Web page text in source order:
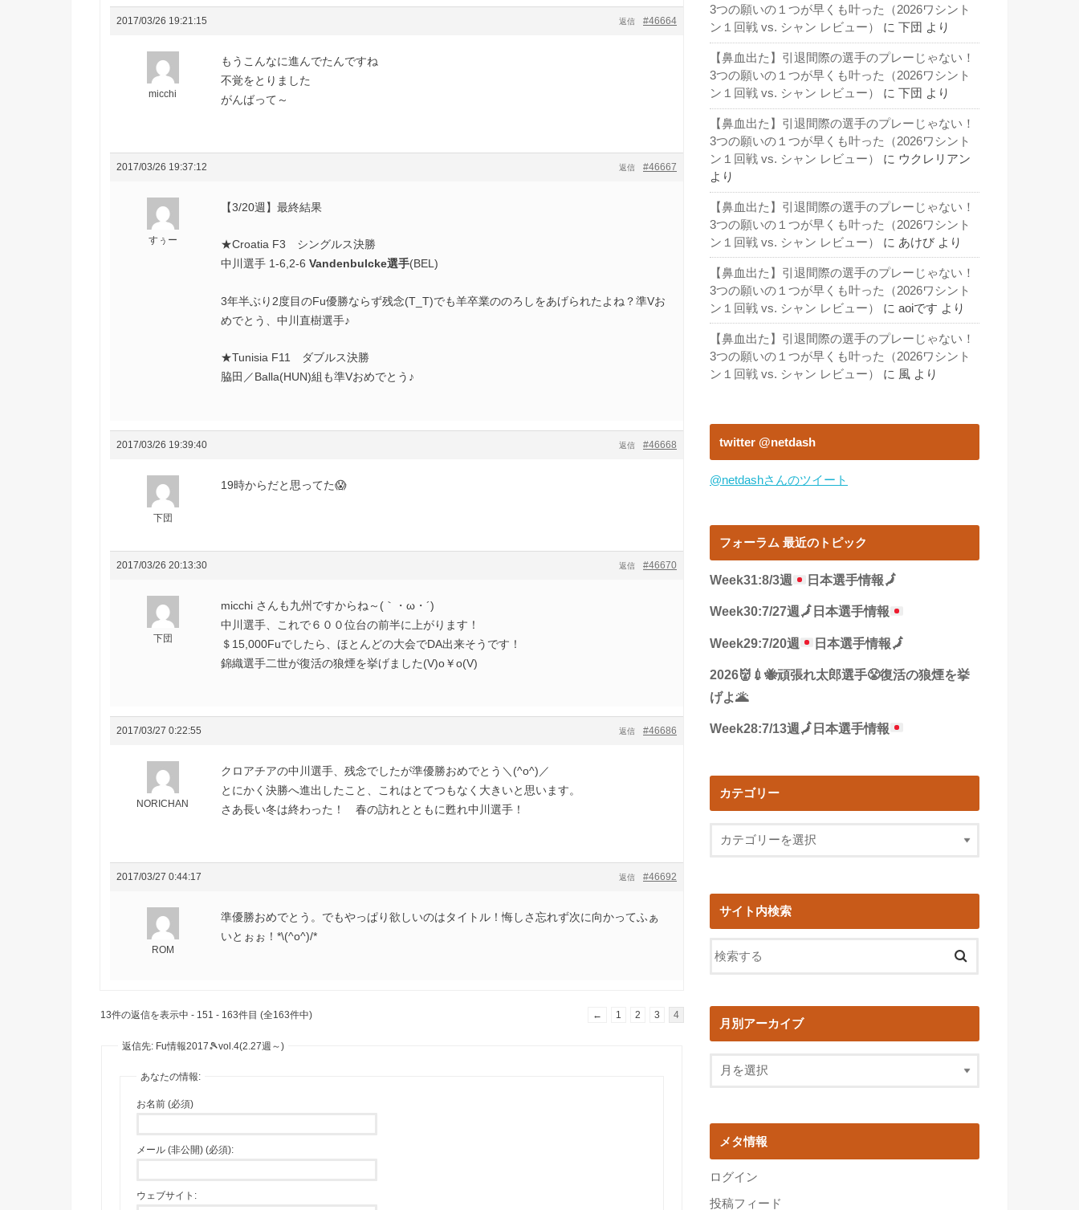
2017/03/26 19:21:15 #46664
返信
micchi
もうこんなに進んでたんですね
不覚をとりました
がんばって～
2017/03/26 19:37:12 #46667
返信
すぅー
【3/20週】最終結果
★Croatia F3 シングルス決勝
中川選手 1-6,2-6 Vandenbulcke選手(BEL)
3年半ぶり2度目のFu優勝ならず残念(T_T)でも羊卒業ののろしをあげられたよね？準Vお
めでとう、中川直樹選手♪
★Tunisia F11 ダブルス決勝
脇田／Balla(HUN)組も準Vおめでとう♪
2017/03/26 19:39:40 #46668
返信
下団
19時からだと思ってた😱
2017/03/26 20:13:30 #46670
返信
下団
micchi さんも九州ですからね～(｀・ω・´)ゞ
中川選手、これで６００位台の前半に上がります！
＄15,000Fuでしたら、ほとんどの大会でDA出来そうです！
錦織選手二世が復活の狼煙を挙げました(V)o￥o(V)
2017/03/27 0:22:55 #46686
返信
NORICHAN
クロアチアの中川選手、残念でしたが準優勝おめでとう＼(^o^)／
とにかく決勝へ進出したこと、これはとてつもなく大きいと思います。
さあ長い冬は終わった！ 春の訪れとともに甦れ中川選手！
2017/03/27 0:44:17 #46692
返信
ROM
準優勝おめでとう。でもやっぱり欲しいのはタイトル！悔しさ忘れず次に向かってふぁ
いとぉぉ！*\(^o^)/*
13件の返信を表示中 - 151 - 163件目 (全163件中) ← 1 2 3 4
返信先: Fu情報2017🎾vol.4(2.27週～)
あなたの情報:
お名前 (必須)
メール (非公開) (必須):
ウェブサイト:
3つの願いの１つが早くも叶った（2026ワシント
ン１回戦 vs. シャン レビュー）
に 下団 より
【鼻血出た】引退間際の選手のプレーじゃない！
3つの願いの１つが早くも叶った（2026ワシント
ン１回戦 vs. シャン レビュー）
に 下団 より
【鼻血出た】引退間際の選手のプレーじゃない！
3つの願いの１つが早くも叶った（2026ワシント
ン１回戦 vs. シャン レビュー）
に ウクレリアン
より
【鼻血出た】引退間際の選手のプレーじゃない！
3つの願いの１つが早くも叶った（2026ワシント
ン１回戦 vs. シャン レビュー）
に あけび より
【鼻血出た】引退間際の選手のプレーじゃない！
3つの願いの１つが早くも叶った（2026ワシント
ン１回戦 vs. シャン レビュー）
に aoiです より
【鼻血出た】引退間際の選手のプレーじゃない！
3つの願いの１つが早くも叶った（2026ワシント
ン１回戦 vs. シャン レビュー）
に 風 より
twitter @netdash
@netdashさんのツイート
フォーラム 最近のトピック
Week31:8/3週 日本選手情報🗾
Week30:7/27週🗾 日本選手情報
Week29:7/20週 日本選手情報🗾
2026👹💉🐝頑張れ太郎選手😤復活の狼煙を挙
げよ🌋
Week28:7/13週 🗾 日本選手情報
カテゴリー
サイト内検索
月別アーカイブ
メタ情報
ログイン
投稿フィード